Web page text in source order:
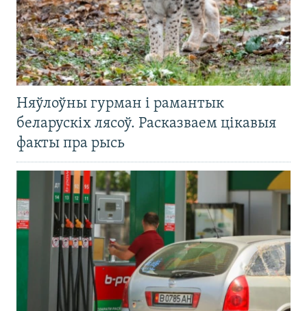
Няўлоўны гурман і рамантык
беларускіх лясоў. Расказваем цікавыя
факты пра рысь